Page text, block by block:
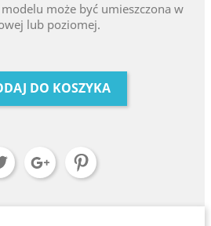
może być umieszczona w
lub poziomej.
DO KOSZYKA